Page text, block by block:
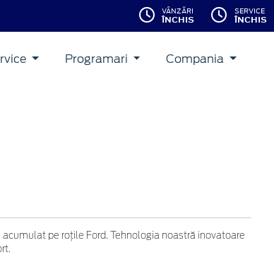
VÂNZĂRI
ÎNCHIS
SERVICE
ÎNCHIS
Programari Compania
pe roțile Ford. Tehnologia noastră inovatoare